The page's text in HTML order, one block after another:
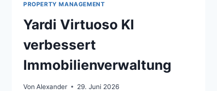
PROPERTY MANAGEMENT
Yardi Virtuoso KI
verbessert
Immobilienverwaltung
Von Alexander 29. Juni 2026